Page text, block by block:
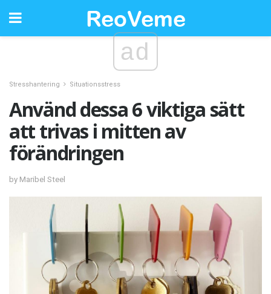
ad
Stresshantering Situationsstress
Använd dessa 6 viktiga sätt
att trivas i mitten av
förändringen
by Maribel Steel